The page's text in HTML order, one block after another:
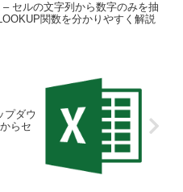
– セルの文字列から数字のみを抽
関数を分かりやすく解説
プダウ
らセ